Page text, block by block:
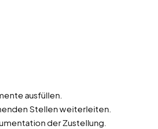
ausfüllen.
Stellen weiterleiten.
der Zustellung.